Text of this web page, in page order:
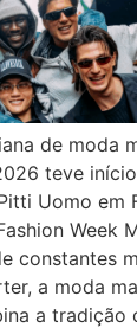
de moda
teve
Uomo em
Week
constantes
a moda
a tradição